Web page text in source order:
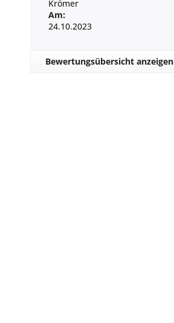
Krömer
Am:
24.10.2023
Bewertungsübersicht anzeigen